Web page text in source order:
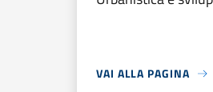
VAI ALLA PAGINA